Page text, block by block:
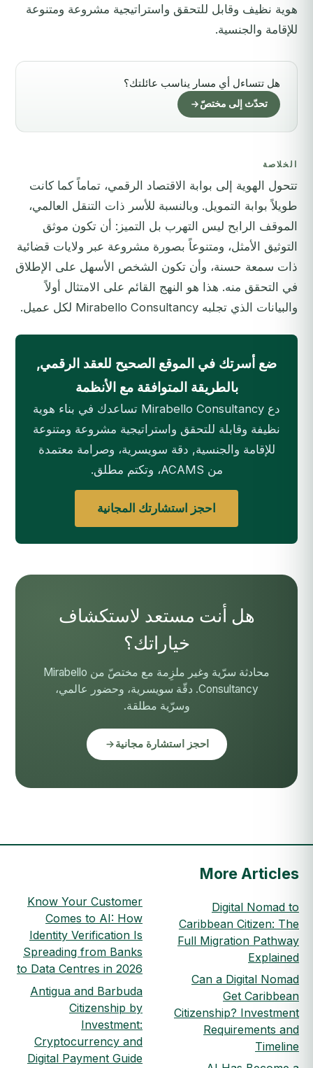
هوية نظيف وقابل للتحقق واستراتيجية مشروعة ومتنوعة
للإقامة والجنسية.
هل تتساءل أي مسار يناسب عائلتك؟
تحدّث إلى مختصّ
الخلاصة
تتحول الهوية إلى بوابة الاقتصاد الرقمي، تماماً كما كانت
طويلاً بوابة التمويل. وبالنسبة للأسر ذات التنقل العالمي،
الموقف الرابح ليس التهرب بل التميز: أن تكون موثق
التوثيق الأمثل، ومتنوعاً بصورة مشروعة عبر ولايات قضائية
ذات سمعة حسنة، وأن تكون الشخص الأسهل على الإطلاق
في التحقق منه. هذا هو النهج القائم على الامتثال أولاً
والبيانات الذي تجلبه Mirabello Consultancy لكل عميل.
ضع أسرتك في الموقع الصحيح للعقد الرقمي,
بالطريقة المتوافقة مع الأنظمة
دع Mirabello Consultancy تساعدك في بناء هوية
نظيفة وقابلة للتحقق واستراتيجية مشروعة ومتنوعة
للإقامة والجنسية, دقة سويسرية، وصرامة معتمدة
من ACAMS، وتكتم مطلق.
احجز استشارتك المجانية
هل أنت مستعد لاستكشاف
خياراتك؟
محادثة سرّية وغير ملزِمة مع مختصّ من Mirabello
Consultancy. دقّة سويسرية، وحضور عالمي،
وسرّية مطلقة.
احجز استشارة مجانية
More Articles
Digital Nomad to
Caribbean Citizen: The
Full Migration Pathway
Explained
Can a Digital Nomad
Get Caribbean
Citizenship? Investment
Requirements and
Timeline
Know Your Customer
Comes to AI: How
Identity Verification Is
Spreading from Banks
to Data Centres in 2026
Antigua and Barbuda
Citizenship by
Investment:
Cryptocurrency and
Digital Payment Guide